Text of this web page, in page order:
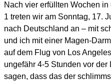
Nach vier erfüllten Wochen
1 treten wir am Sonntag, 17.
nach Deutschland an – mit
und ich mit einer Magen-
auf dem Flug von Los
ungefähr 4-5 Stunden vor der
sagen, dass das der